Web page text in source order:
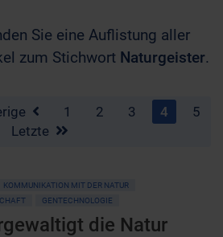
Sie eine Auflistung aller
zum Stichwort Naturgeister.
1 2 3 4
5
Letzte
KOMMUNIKATION MIT DER NATUR
GENTECHNOLOGIE
die Natur